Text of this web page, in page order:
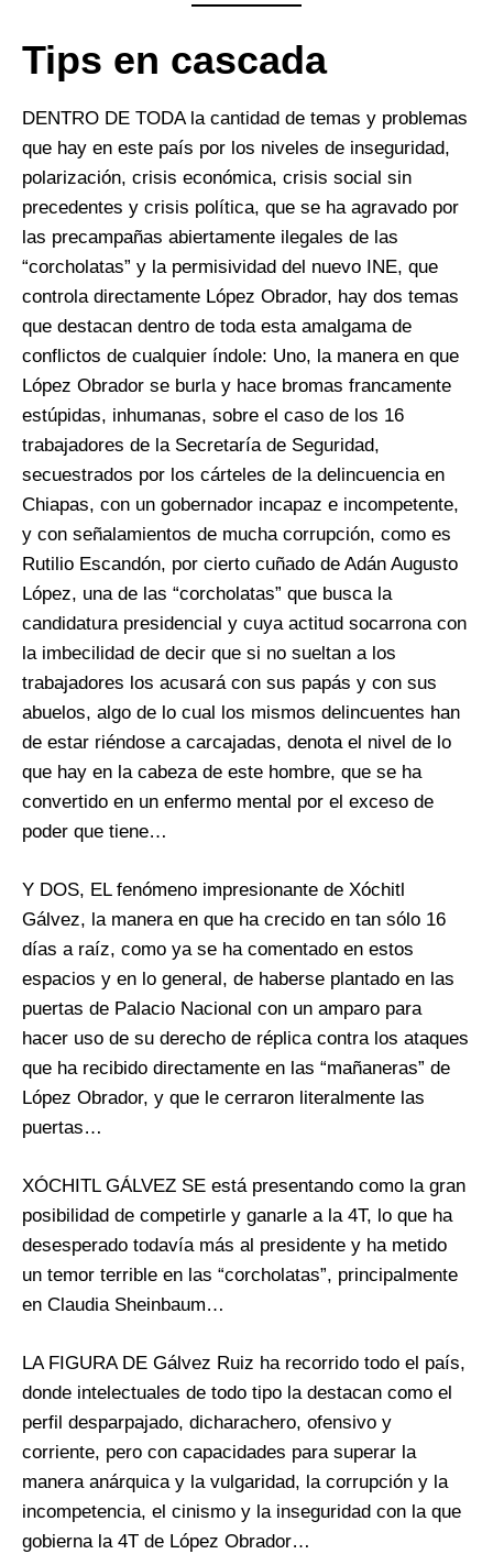
Tips en cascada
DENTRO DE TODA la cantidad de temas y problemas
que hay en este país por los niveles de inseguridad,
polarización, crisis económica, crisis social sin
precedentes y crisis política, que se ha agravado por
las precampañas abiertamente ilegales de las
“corcholatas” y la permisividad del nuevo INE, que
controla directamente López Obrador, hay dos temas
que destacan dentro de toda esta amalgama de
conflictos de cualquier índole: Uno, la manera en que
López Obrador se burla y hace bromas francamente
estúpidas, inhumanas, sobre el caso de los 16
trabajadores de la Secretaría de Seguridad,
secuestrados por los cárteles de la delincuencia en
Chiapas, con un gobernador incapaz e incompetente,
y con señalamientos de mucha corrupción, como es
Rutilio Escandón, por cierto cuñado de Adán Augusto
López, una de las “corcholatas” que busca la
candidatura presidencial y cuya actitud socarrona con
la imbecilidad de decir que si no sueltan a los
trabajadores los acusará con sus papás y con sus
abuelos, algo de lo cual los mismos delincuentes han
de estar riéndose a carcajadas, denota el nivel de lo
que hay en la cabeza de este hombre, que se ha
convertido en un enfermo mental por el exceso de
poder que tiene…
Y DOS, EL fenómeno impresionante de Xóchitl
Gálvez, la manera en que ha crecido en tan sólo 16
días a raíz, como ya se ha comentado en estos
espacios y en lo general, de haberse plantado en las
puertas de Palacio Nacional con un amparo para
hacer uso de su derecho de réplica contra los ataques
que ha recibido directamente en las “mañaneras” de
López Obrador, y que le cerraron literalmente las
puertas…
XÓCHITL GÁLVEZ SE está presentando como la gran
posibilidad de competirle y ganarle a la 4T, lo que ha
desesperado todavía más al presidente y ha metido
un temor terrible en las “corcholatas”, principalmente
en Claudia Sheinbaum…
LA FIGURA DE Gálvez Ruiz ha recorrido todo el país,
donde intelectuales de todo tipo la destacan como el
perfil desparpajado, dicharachero, ofensivo y
corriente, pero con capacidades para superar la
manera anárquica y la vulgaridad, la corrupción y la
incompetencia, el cinismo y la inseguridad con la que
gobierna la 4T de López Obrador…